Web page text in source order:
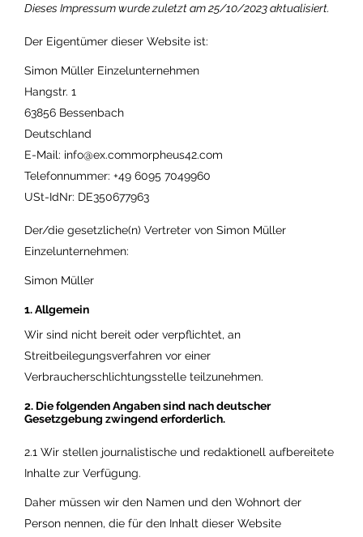
Dieses Impressum wurde zuletzt am 25/10/2023 aktualisiert.
Der Eigentümer dieser Website ist:
Simon Müller Einzelunternehmen
Hangstr. 1
63856 Bessenbach
Deutschland
E-Mail: info@ex.commorpheus42.com
Telefonnummer: +49 6095 7049960
USt-IdNr: DE350677963
Der/die gesetzliche(n) Vertreter von Simon Müller
Einzelunternehmen:
Simon Müller
1. Allgemein
Wir sind nicht bereit oder verpflichtet, an
Streitbeilegungsverfahren vor einer
Verbraucherschlichtungsstelle teilzunehmen.
2. Die folgenden Angaben sind nach deutscher
Gesetzgebung zwingend erforderlich.
2.1 Wir stellen journalistische und redaktionell aufbereitete
Inhalte zur Verfügung.
Daher müssen wir den Namen und den Wohnort der
Person nennen, die für den Inhalt dieser Website